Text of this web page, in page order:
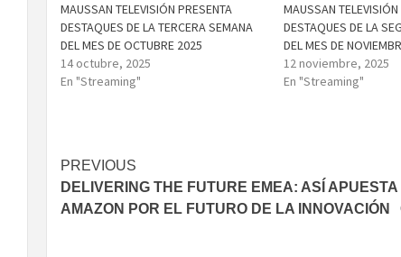
MAUSSAN TELEVISIÓN PRESENTA
DESTAQUES DE LA TERCERA SEMANA
DEL MES DE OCTUBRE 2025
14 octubre, 2025
En "Streaming"
MAUSSAN
DESTAQUES DE LA
DEL MES DE
12 noviembre, 2025
En "Streaming"
Post
navigation
PREVIOUS
DELIVERING THE FUTURE EMEA: ASÍ APUESTA
AMAZON POR EL FUTURO DE LA INNOVACIÓN